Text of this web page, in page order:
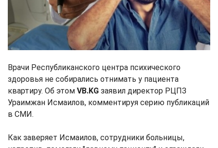
Врачи Республиканского центра психического
здоровья не собирались отнимать у пациента
квартиру. Об этом VB.KG заявил директор РЦПЗ
Ураимжан Исмаилов, комментируя серию публикаций
в СМИ.
Как заверяет Исмаилов, сотрудники больницы,